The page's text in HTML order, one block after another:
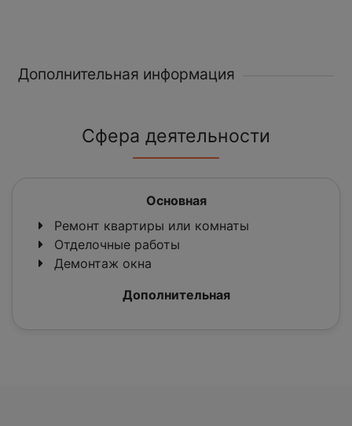
Дополнительная информация
Сфера деятельности
Основная
Ремонт квартиры или комнаты
Отделочные работы
Демонтаж окна
Дополнительная